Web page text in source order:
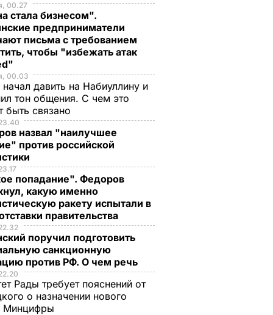
00.27
стала бизнесом".
предприниматели
письма с требованием
чтобы "избежать атак
00.03
начал давить на Набиуллину и
тон общения. С чем это
быть связано
назвал "наилучшее
против российской
попадание". Федоров
какую именно
ракету испытали в
правительства
поручил подготовить
санкционную
против РФ. О чем речь
Рады требует пояснений от
о назначении нового
Минцифры